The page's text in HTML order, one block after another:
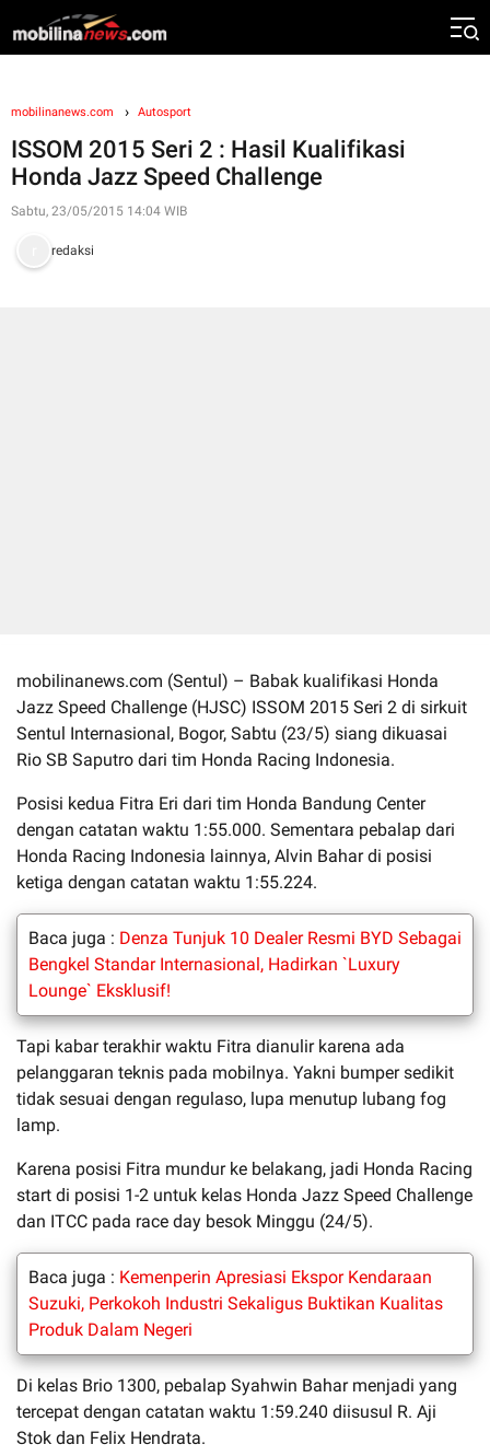
mobilinanews.com Autosport
ISSOM 2015 Seri 2 : Hasil Kualifikasi
Honda Jazz Speed Challenge
Sabtu, 23/05/2015 14:04 WIB
redaksi
mobilinanews.com (Sentul) – Babak kualifikasi Honda
Jazz Speed Challenge (HJSC) ISSOM 2015 Seri 2 di sirkuit
Sentul Internasional, Bogor, Sabtu (23/5) siang dikuasai
Rio SB Saputro dari tim Honda Racing Indonesia.
Posisi kedua Fitra Eri dari tim Honda Bandung Center
dengan catatan waktu 1:55.000. Sementara pebalap dari
Honda Racing Indonesia lainnya, Alvin Bahar di posisi
ketiga dengan catatan waktu 1:55.224.
Baca juga : Denza Tunjuk 10 Dealer Resmi BYD Sebagai
Bengkel Standar Internasional, Hadirkan `Luxury
Lounge` Eksklusif!
Tapi kabar terakhir waktu Fitra dianulir karena ada
pelanggaran teknis pada mobilnya. Yakni bumper sedikit
tidak sesuai dengan regulaso, lupa menutup lubang fog
lamp.
Karena posisi Fitra mundur ke belakang, jadi Honda Racing
start di posisi 1-2 untuk kelas Honda Jazz Speed Challenge
dan ITCC pada race day besok Minggu (24/5).
Baca juga : Kemenperin Apresiasi Ekspor Kendaraan
Suzuki, Perkokoh Industri Sekaligus Buktikan Kualitas
Produk Dalam Negeri
Di kelas Brio 1300, pebalap Syahwin Bahar menjadi yang
tercepat dengan catatan waktu 1:59.240 diisusul R. Aji
Stok dan Felix Hendrata.